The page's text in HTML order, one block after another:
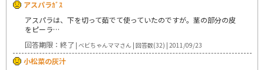
アスパラｶﾞｽ
アスパラは、下を切って茹でて使っていたのですが。茎の部分の皮
をピーラ…
回答期限：終了 | ベビちゃんママさん | 回答数(32) | 2011/09/23
小松菜の灰汁